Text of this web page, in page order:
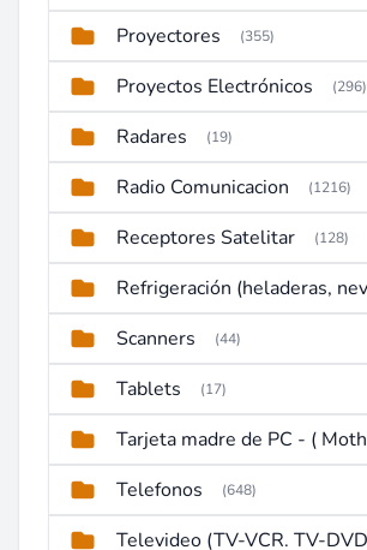
Proyectores (355)
Proyectos Electrónicos (296)
Radares (19)
Radio Comunicacion (1216)
Receptores Satelitar (128)
Scanners (44)
Tablets (17)
Telefonos (648)